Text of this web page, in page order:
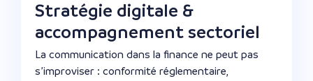
Stratégie digitale &
accompagnement sectoriel
La communication dans la finance ne peut pas
s’improviser : conformité réglementaire,